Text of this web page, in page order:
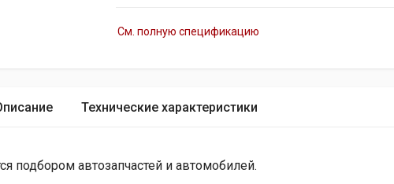
См. полную спецификацию
Технические характеристики
подбором автозапчастей и автомобилей.